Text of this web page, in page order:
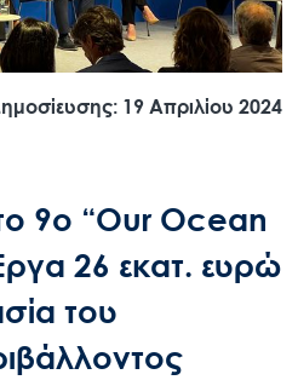
19 Απριλίου 2024
9ο “Our Ocean
26 εκατ. ευρώ
του